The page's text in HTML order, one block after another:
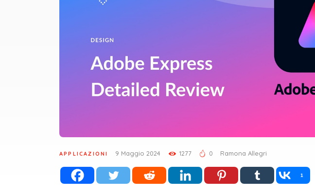
APPLICAZIONI 9 Maggio 2024 1277 0 Ramona Allegri
1